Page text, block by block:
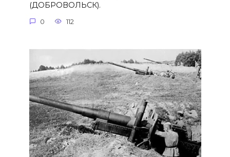
(ДОБРОВОЛЬСК).
0 112